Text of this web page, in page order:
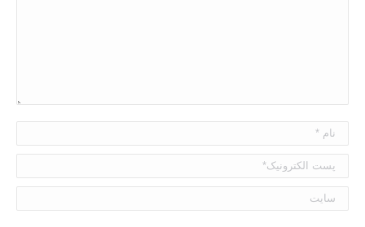
نام *
پست الکترونیک*
سایت